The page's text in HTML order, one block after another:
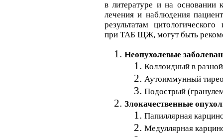
в литературе и на основании
лечения и наблюдения
результатам
при ТАБ ЩЖ, могут быть
Неопухолевые
Коллоидный в
Аутоиммунный
Подострый
Злокачественные
Папиллярная
Медуллярная